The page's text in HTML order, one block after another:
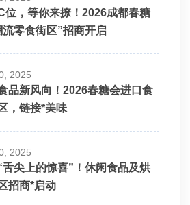
位，等你来撩！2026成都春糖
流零食街区”招商开启
2025
品新风向！2026春糖会进口食
，链接*美味
2025
舌尖上的惊喜”！休闲食品及烘
招商*启动